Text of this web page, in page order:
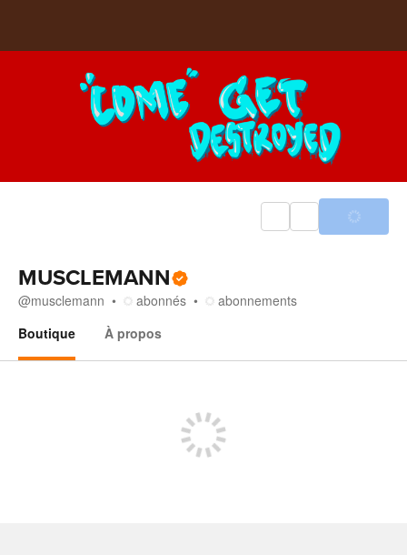
MUSCLEMANN
@musclemann abonnés
abonnements
Boutique
À propos